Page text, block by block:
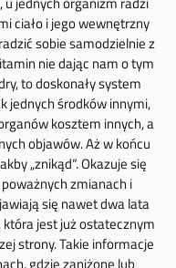
ciało i jego wewnętrzny
sobie samodzielnie z
nie dając nam o tym
to doskonały system
jednych środków innymi,
kosztem innych, a
objawów. Aż w końcu
„znikąd“. Okazuje się
zmianach i
się nawet dwa lata
jest już ostatecznym
strony. Takie informacje
gdzie zaniżone lub